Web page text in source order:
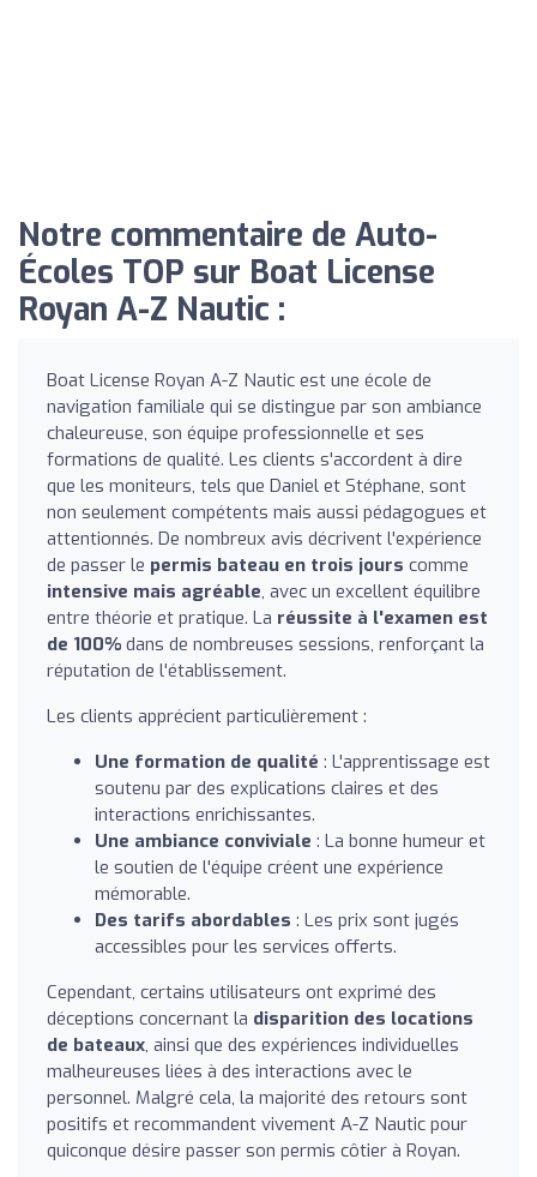
Notre commentaire de Auto-
Écoles TOP sur Boat License
Royan A-Z Nautic :
Boat License Royan A-Z Nautic est une école de
navigation familiale qui se distingue par son ambiance
chaleureuse, son équipe professionnelle et ses
formations de qualité. Les clients s'accordent à dire
que les moniteurs, tels que Daniel et Stéphane, sont
non seulement compétents mais aussi pédagogues et
attentionnés. De nombreux avis décrivent l'expérience
de passer le permis bateau en trois jours comme
intensive mais agréable, avec un excellent équilibre
entre théorie et pratique. La réussite à l'examen est
de 100% dans de nombreuses sessions, renforçant la
réputation de l'établissement.
Les clients apprécient particulièrement :
Une formation de qualité : L'apprentissage est
soutenu par des explications claires et des
interactions enrichissantes.
Une ambiance conviviale : La bonne humeur et
le soutien de l'équipe créent une expérience
mémorable.
Des tarifs abordables : Les prix sont jugés
accessibles pour les services offerts.
Cependant, certains utilisateurs ont exprimé des
déceptions concernant la disparition des locations
de bateaux, ainsi que des expériences individuelles
malheureuses liées à des interactions avec le
personnel. Malgré cela, la majorité des retours sont
positifs et recommandent vivement A-Z Nautic pour
quiconque désire passer son permis côtier à Royan.